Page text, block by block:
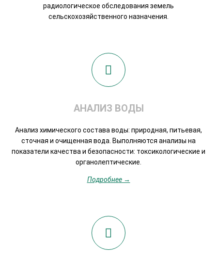
радиологическое обследования земель
сельскохозяйственного назначения.
АНАЛИЗ ВОДЫ
Анализ химического состава воды: природная, питьевая,
сточная и очищенная вода. Выполняются анализы на
показатели качества и безопасности: токсикологические и
органолептические.
Подробнее →